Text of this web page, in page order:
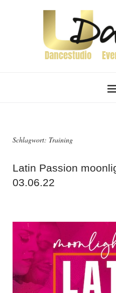
Schlagwort: Training
Latin Passion
03.06.22